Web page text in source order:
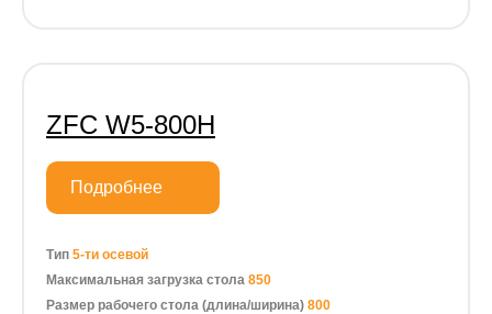
ZFC W5-800H
Подробнее
Тип 5-ти осевой
Максимальная загрузка стола 850
Размер рабочего стола (длина/ширина) 800